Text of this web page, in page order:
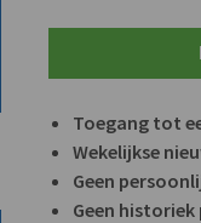
Toegang tot
Wekelijkse
Geen
Geen